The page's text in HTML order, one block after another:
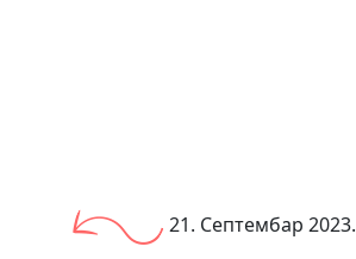
21. Септембар 2023.